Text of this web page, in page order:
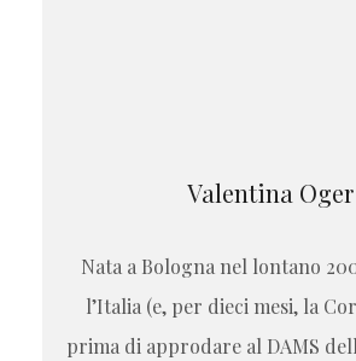
Valentina Oger
Nata a Bologna nel lontano
l’Italia (e, per dieci mesi, la
prima di approdare al DAMS